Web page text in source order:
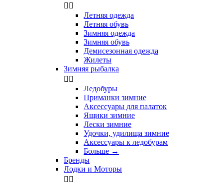
 
Летняя одежда
Летняя обувь
Зимняя одежда
Зимняя обувь
Демисезонная одежда
Жилеты
Зимняя рыбалка
 
Ледобуры
Приманки зимние
Аксессуары для палаток
Ящики зимние
Лески зимние
Удочки, удилища зимние
Аксессуары к ледобурам
Больше →
Бренды
Лодки и Моторы
 